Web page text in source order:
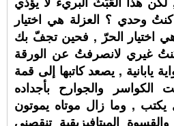
وحدي ؟ العزلة هي اختيار
اختيار الحرّ , فحين تجفّ بك
غيري لانصرفتُ عن الورقة
يابانية , يصعد كاتبها إلى قمة
الكواسر والجوارح بأجداده
يكتب , وما زال موتاه يموتون
الميتافيزيقية تنقصني